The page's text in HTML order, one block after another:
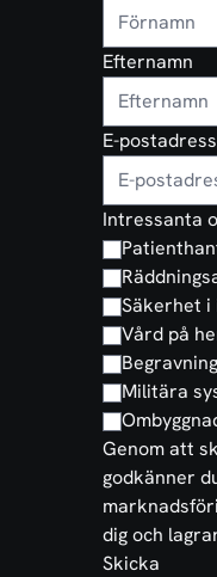
Efternamn
E-
Intressanta
Säkerhet i
Vård på
Militära
Genom att
godkänner
dig och
Skicka